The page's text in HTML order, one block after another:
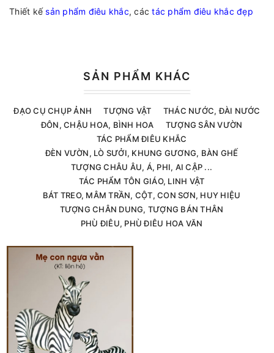
Thiết kếsản phẩm điêu khắc, cáctác phẩm điêu khắc đẹp
SẢN PHẨM KHÁC
ĐẠO CỤ CHỤP ẢNH TƯỢNG VẬT
THÁC NƯỚC, ĐÀI NƯỚC
ĐÔN, CHẬU HOA, BÌNH HOA
TƯỢNG SÂN VƯỜN
TÁC PHẨM ĐIÊU KHẮC
ĐÈN VƯỜN, LÒ SƯỞI, KHUNG GƯƠNG, BÀN GHẾ
TƯỢNG CHÂU ÂU, Á, PHI, AI CẬP ...
TÁC PHẨM TÔN GIÁO, LINH VẬT
BÁT TREO, MÂM TRẦN, CỘT, CON SƠN, HUY HIỆU
TƯỢNG CHÂN DUNG, TƯỢNG BÁN THÂN
PHÙ ĐIÊU, PHÙ ĐIÊU HOA VĂN